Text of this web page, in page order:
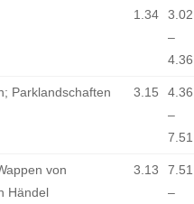
1.34
3.02
–
4.36
Parklandschaften 3.15
4.36
–
7.51
von
Händel
3.13
7.51
–